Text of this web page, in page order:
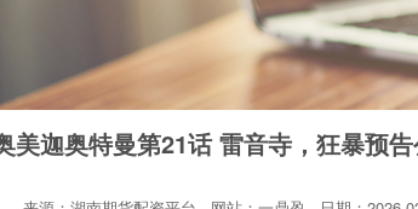
美迦奥特曼第21话 雷音寺，狂暴预